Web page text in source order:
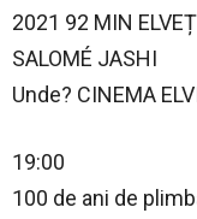
2021 92 MIN
SALOMÉ JASHI
Unde? CINEMA
19:00
100 de ani de